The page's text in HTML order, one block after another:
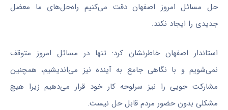
حل مسائل امروز اصفهان دقت می‌کنیم راه‌حل‌های ما معضل
جدیدی را ایجاد نکند.
استاندار اصفهان خاطرنشان کرد: تنها در مسائل امروز متوقف
نمی‌شویم و با نگاهی جامع به آینده نیز می‌اندیشیم، همچنین
مشارکتجوییرا نیز سرلوحه کار خود قرار می‌دهیم زیرا هیچ
مشکلی بدون حضور مردم قابل حل نیست.